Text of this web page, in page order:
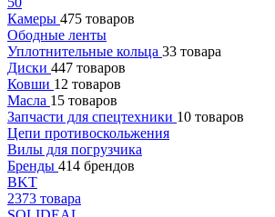
Камеры 475 товаров
Ободные ленты
Уплотнительные кольца 33 товара
Диски 447 товаров
Ковши 12 товаров
Масла 15 товаров
Запчасти для спецтехники 10 товаров
Цепи противоскольжения
Вилы для погрузчика
Бренды 414 брендов
BKT
2373 товара